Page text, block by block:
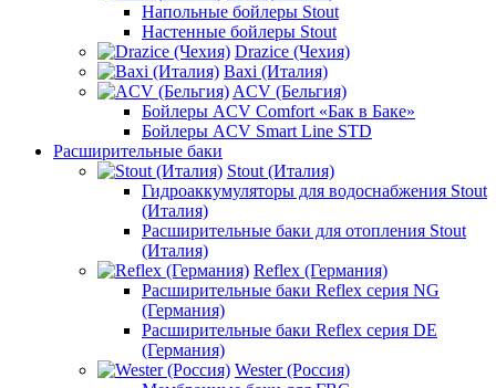
Напольные бойлеры Stout
Настенные бойлеры Stout
Drazice (Чехия)
Baxi (Италия)
ACV (Бельгия)
Бойлеры ACV Comfort «Бак в Баке»
Бойлеры ACV Smart Line STD
Расширительные баки
Stout (Италия)
Гидроаккумуляторы для водоснабжения Stout
(Италия)
Расширительные баки для отопления Stout
(Италия)
Reflex (Германия)
Расширительные баки Reflex серия NG
(Германия)
Расширительные баки Reflex серия DE
(Германия)
Wester (Россия)